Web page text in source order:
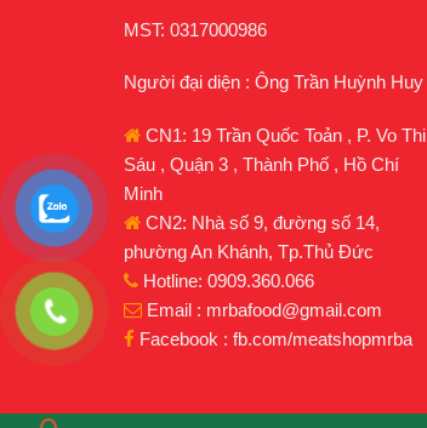
MST: 0317000986
Người đại diện : Ông Trần Huỳnh Huy
CN1: 19 Trần Quốc Toản , P. Vo Thi
Sáu , Quận 3 , Thành Phố , Hồ Chí
Minh
CN2: Nhà số 9, đường số 14,
phường An Khánh, Tp.Thủ Đức
Hotline: 0909.360.066
Email : mrbafood@gmail.com
Facebook : fb.com/meatshopmrba